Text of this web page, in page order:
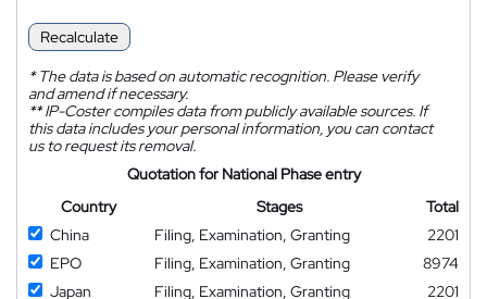
Recalculate
*The data is based on automatic recognition. Please verify
and amend if necessary.
**IP-Coster compiles data from publicly available sources. If
this data includes your personal information, you can contact
us to request its removal.
Quotation for National Phase entry
Country
Stages
Total
China
Filing, Examination, Granting
2201
EPO
Filing, Examination, Granting
8974
Japan
Filing, Examination, Granting 2201